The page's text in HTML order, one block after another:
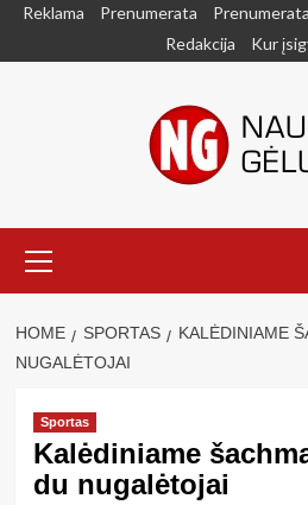
SkipReklama Prenumerata
Redakcija
Kur
Menu
HOME SPORTAS
KALĖDINIAME
NUGALĖTOJAI
Sportas
Kalėdiniame
du nugalėtojai